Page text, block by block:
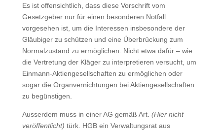
Es ist offensichtlich, dass diese Vorschrift vom
Gesetzgeber nur für einen besonderen Notfall
vorgesehen ist, um die Interessen insbesondere der
Gläubiger zu schützen und eine Überbrückung zum
Normalzustand zu ermöglichen. Nicht etwa dafür – wie
die Vertretung der Kläger zu interpretieren versucht, um
Einmann-Aktiengesellschaften zu ermöglichen oder
sogar die Organvernichtungen bei Aktiengesellschaften
zu begünstigen.
Ausserdem muss in einer AG gemäß Art. (Hier nicht
veröffentlicht) türk. HGB ein Verwaltungsrat aus